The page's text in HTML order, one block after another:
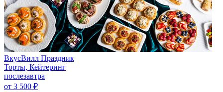
ВкусВилл Праздник
Торты, Кейтеринг
послезавтра
от 3 500 ₽